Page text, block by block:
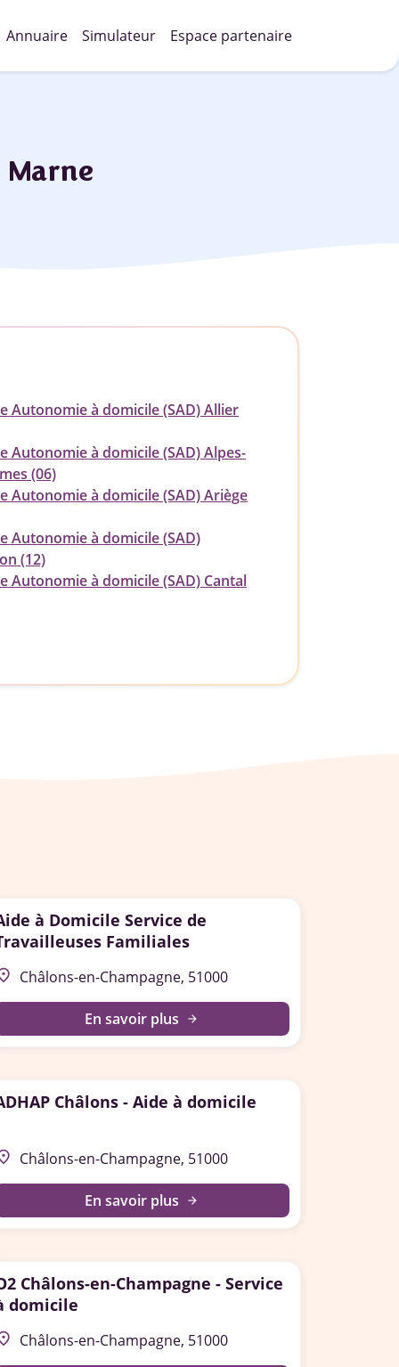
Annuaire Simulateur Espace partenaire
Autonomie à domicile (SAD) Allier
Autonomie à domicile (SAD) Alpes-
(06)
Autonomie à domicile (SAD) Ariège
Autonomie à domicile (SAD)
(12)
Autonomie à domicile (SAD) Cantal
à Domicile Service de
Familiales
Châlons-en-Champagne, 51000
En savoir plus arrow_forward
Châlons - Aide à domicile
Châlons-en-Champagne, 51000
En savoir plus arrow_forward
Châlons-en-Champagne - Service
domicile
Châlons-en-Champagne, 51000